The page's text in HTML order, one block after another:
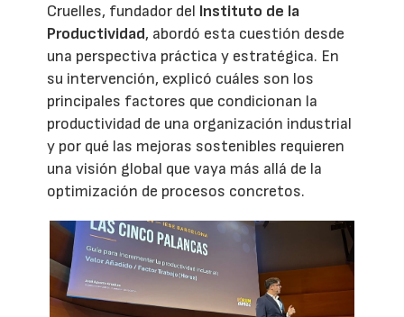
Cruelles, fundador del Instituto de la
Productividad, abordó esta cuestión desde
una perspectiva práctica y estratégica. En
su intervención, explicó cuáles son los
principales factores que condicionan la
productividad de una organización industrial
y por qué las mejoras sostenibles requieren
una visión global que vaya más allá de la
optimización de procesos concretos.